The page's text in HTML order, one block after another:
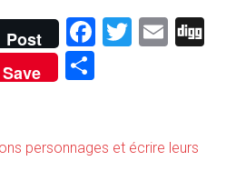
Post Facebook
Twitter
Save
personnages et écrire leurs